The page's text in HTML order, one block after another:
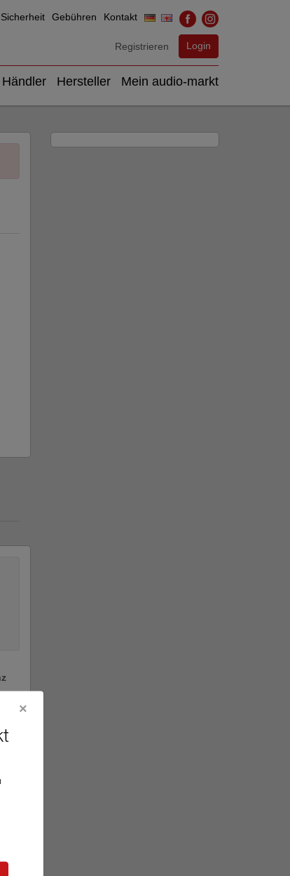
Sicherheit Gebühren Kontakt
Registrieren Login
Händler Hersteller Mein audio-markt